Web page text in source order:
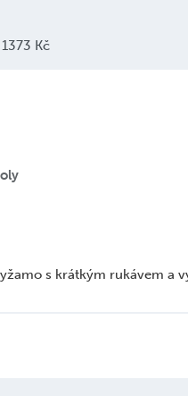
1373 Kč
s krátkým rukávem a